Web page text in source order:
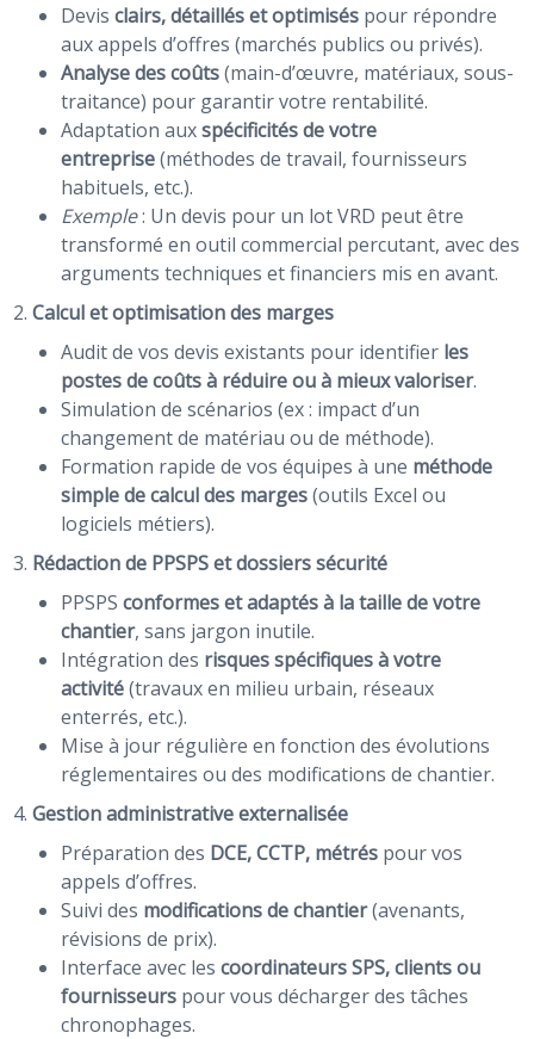
Devisclairs, détaillés et optimisés pour répondre
aux appels d’offres (marchés publics ou privés).
Analyse des coûts(main-d’œuvre, matériaux, sous-
traitance) pour garantir votre rentabilité.
Adaptation auxspécificités de votre
entreprise(méthodes de travail, fournisseurs
habituels, etc.).
Exemple: Un devis pour un lot VRD peut être
transformé en outil commercial percutant, avec des
arguments techniques et financiers mis en avant.
2.Calcul et optimisation des marges
Audit de vos devis existants pour identifier les
postes de coûts à réduire ou à mieux valoriser.
Simulation de scénarios (ex : impact d’un
changement de matériau ou de méthode).
Formation rapide de vos équipes à une méthode
simple de calcul des marges(outils Excel ou
logiciels métiers).
3. Rédaction de PPSPS et dossiers sécurité
PPSPSconformes et adaptés à la taille de votre
chantier, sans jargon inutile.
Intégration des risques spécifiques à votre
activité(travaux en milieu urbain, réseaux
enterrés, etc.).
Mise à jour régulière en fonction des évolutions
réglementaires ou des modifications de chantier.
4.Gestion administrative externalisée
Préparation des DCE, CCTP, métrés pour vos
appels d’offres.
Suivi des modifications de chantier(avenants,
révisions de prix).
Interface avec lescoordinateurs SPS, clients ou
fournisseurs pour vous décharger des tâches
chronophages.